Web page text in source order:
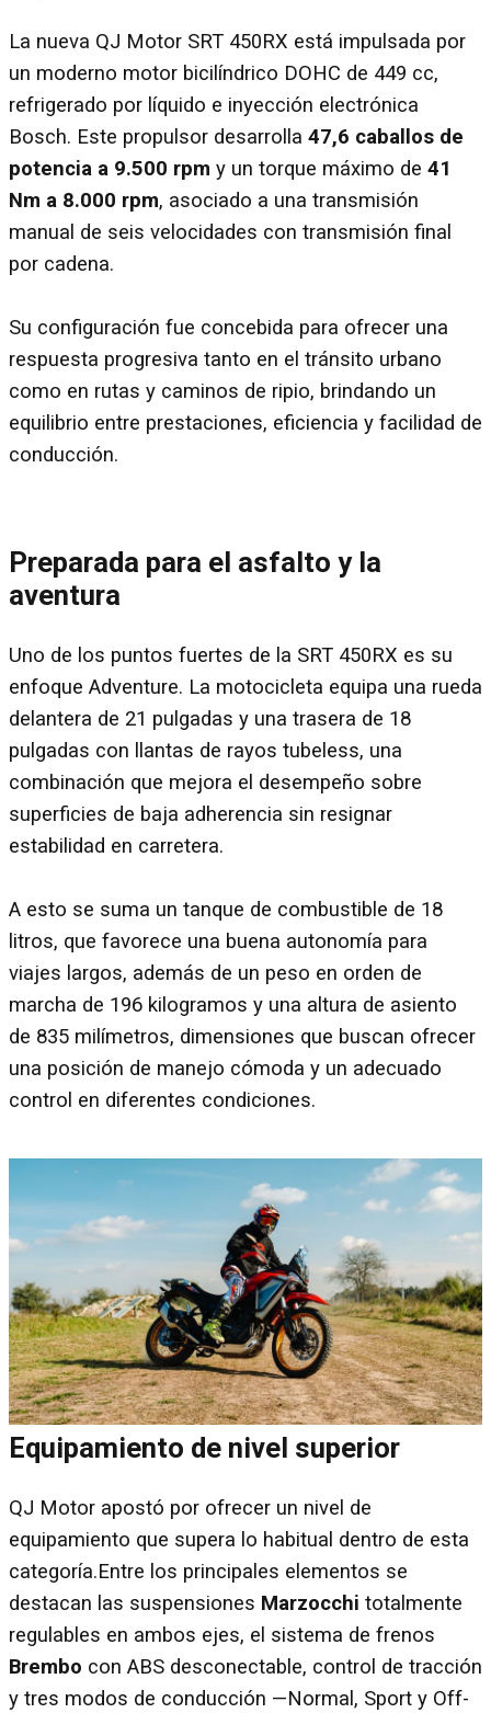
La nueva QJ Motor SRT 450RX está impulsada por
un moderno motor bicilíndrico DOHC de 449 cc,
refrigerado por líquido e inyección electrónica
Bosch. Este propulsor desarrolla 47,6 caballos de
potencia a 9.500 rpm y un torque máximo de 41
Nm a 8.000 rpm, asociado a una transmisión
manual de seis velocidades con transmisión final
por cadena.
Su configuración fue concebida para ofrecer una
respuesta progresiva tanto en el tránsito urbano
como en rutas y caminos de ripio, brindando un
equilibrio entre prestaciones, eficiencia y facilidad de
conducción.
Preparada para el asfalto y la
aventura
Uno de los puntos fuertes de la SRT 450RX es su
enfoque Adventure. La motocicleta equipa una rueda
delantera de 21 pulgadas y una trasera de 18
pulgadas con llantas de rayos tubeless, una
combinación que mejora el desempeño sobre
superficies de baja adherencia sin resignar
estabilidad en carretera.
A esto se suma un tanque de combustible de 18
litros, que favorece una buena autonomía para
viajes largos, además de un peso en orden de
marcha de 196 kilogramos y una altura de asiento
de 835 milímetros, dimensiones que buscan ofrecer
una posición de manejo cómoda y un adecuado
control en diferentes condiciones.
Equipamiento de nivel superior
QJ Motor apostó por ofrecer un nivel de
equipamiento que supera lo habitual dentro de esta
categoría.Entre los principales elementos se
destacan las suspensiones Marzocchi totalmente
regulables en ambos ejes, el sistema de frenos
Brembo con ABS desconectable, control de tracción
y tres modos de conducción —Normal, Sport y Off-